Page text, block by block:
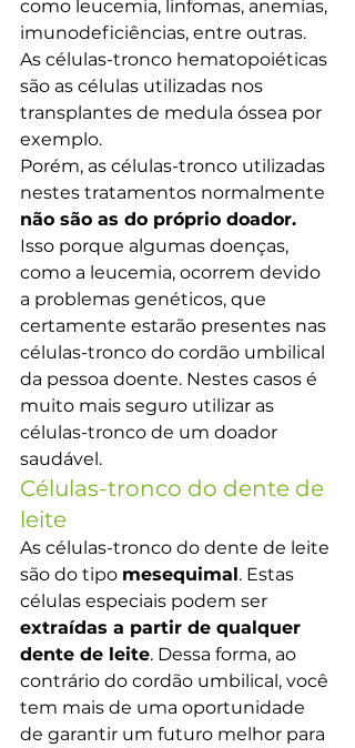
como leucemia, linfomas, anemias,
imunodeficiências, entre outras.
As células-tronco hematopoiéticas
são as células utilizadas nos
transplantes de medula óssea por
exemplo.
Porém, as células-tronco utilizadas
nestes tratamentos normalmente
não são as do próprio doador.
Isso porque algumas doenças,
como a leucemia, ocorrem devido
a problemas genéticos, que
certamente estarão presentes nas
células-tronco do cordão umbilical
da pessoa doente. Nestes casos é
muito mais seguro utilizar as
células-tronco de um doador
saudável.
Células-tronco do dente de
leite
As células-tronco do dente de leite
são do tipo mesequimal. Estas
células especiais podem ser
extraídas a partir de qualquer
dente de leite. Dessa forma, ao
contrário do cordão umbilical, você
tem mais de uma oportunidade
de garantir um futuro melhor para